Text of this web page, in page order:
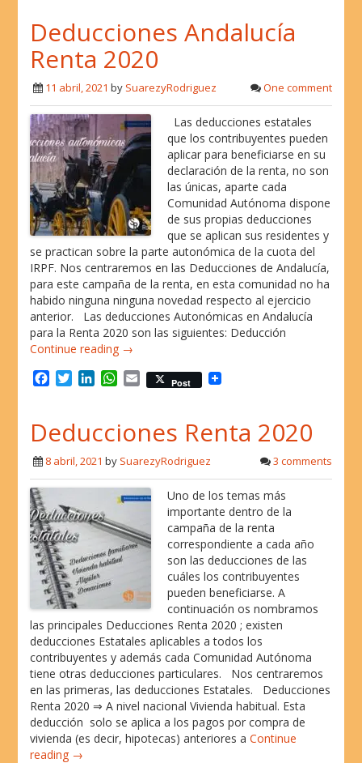
e
b
o
k
t
t
e
k
e
d
n
t
s
A
p
i
l
Deducciones Andalucía
Renta 2020
11 abril, 2021 by SuarezyRodriguez One comment
Las deducciones estatales
que los contribuyentes pueden
aplicar para beneficiarse en su
declaración de la renta, no son
las únicas, aparte cada
Comunidad Autónoma dispone
de sus propias deducciones
que se aplican sus residentes y
se practican sobre la parte autonómica de la cuota del
IRPF. Nos centraremos en las Deducciones de Andalucía,
para este campaña de la renta, en esta comunidad no ha
habido ninguna ninguna novedad respecto al ejercicio
anterior. Las deducciones Autonómicas en Andalucía
para la Renta 2020 son las siguientes: Deducción
Continue reading →
e
b
o
o
k
T
t
t
e
r
k
e
d
I
n
W
t
s
A
p
p
E
i
l
Post
Deducciones Renta 2020
8 abril, 2021 by SuarezyRodriguez 3 comments
Uno de los temas más
importante dentro de la
campaña de la renta
correspondiente a cada año
son las deducciones de las
cuáles los contribuyentes
pueden beneficiarse. A
continuación os nombramos
las principales Deducciones Renta 2020 ; existen
deducciones Estatales aplicables a todos los
contribuyentes y además cada Comunidad Autónoma
tiene otras deducciones particulares. Nos centraremos
en las primeras, las deducciones Estatales. Deducciones
Renta 2020 ⇒ A nivel nacional Vivienda habitual. Esta
deducción solo se aplica a los pagos por compra de
vivienda (es decir, hipotecas) anteriores aContinue
reading →